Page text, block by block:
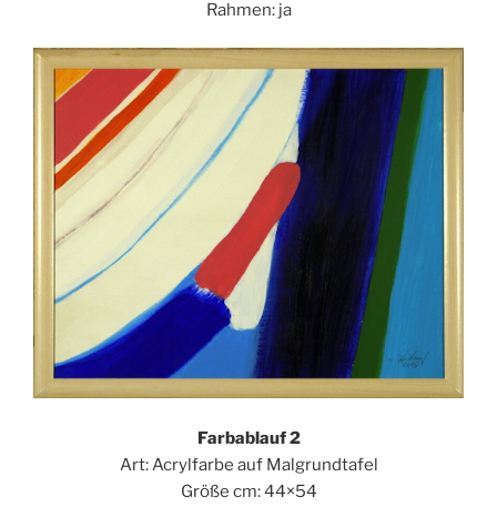
Rahmen: ja
Farbablauf 2
Art: Acrylfarbe auf Malgrundtafel
Größe cm: 44×54